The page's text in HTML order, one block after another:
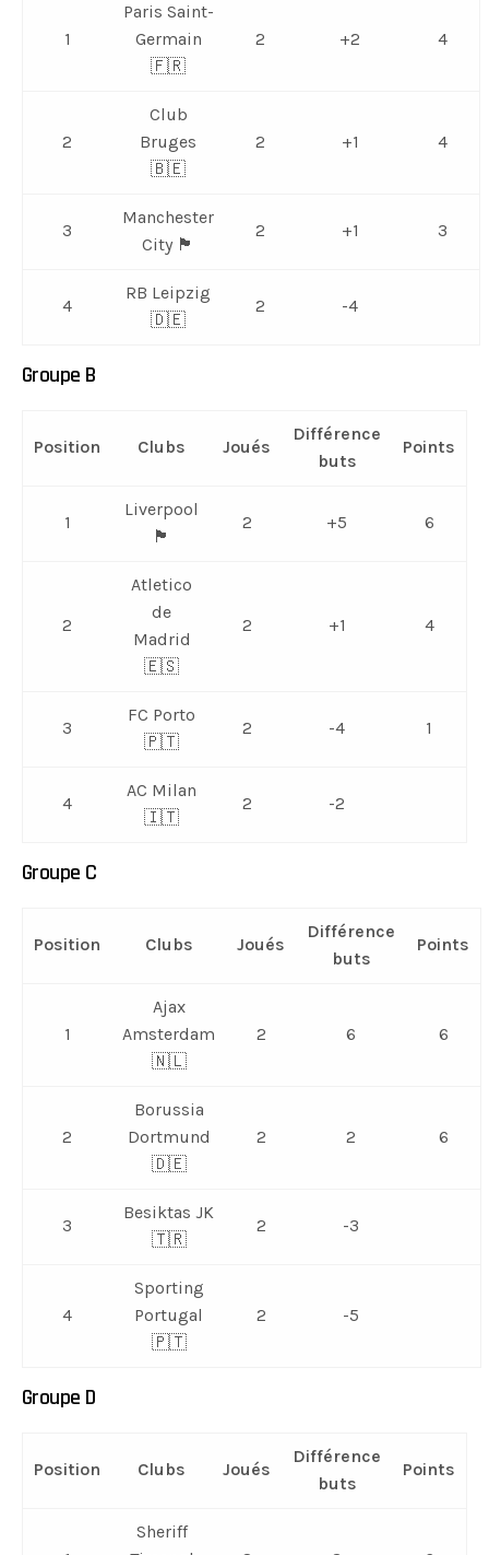
1
Paris Saint-
Germain
🇫🇷
2 +2 4
2
Club
Bruges
🇧🇪
2 +1 4
3
Manchester
City 🏴󠁧󠁢󠁥󠁮󠁧󠁿
2 +1 3
4
RB Leipzig
🇩🇪
2 -4
Groupe B
Position Clubs Joués
Différence
buts
Points
1
Liverpool
🏴󠁧󠁢󠁥󠁮󠁧󠁿
2 +5 6
2
Atletico
de
Madrid
🇪🇸
2 +1 4
3
FC Porto
🇵🇹
2 -4 1
4
AC Milan
🇮🇹
2 -2
Groupe C
Position Clubs Joués
Différence
buts
Points
1
Ajax
Amsterdam
🇳🇱
2 6 6
2
Borussia
Dortmund
🇩🇪
2 2 6
3
Besiktas JK
🇹🇷
2 -3
4
Sporting
Portugal
🇵🇹
2 -5
Groupe D
Position Clubs Joués
Différence
buts
Points
Sheriff